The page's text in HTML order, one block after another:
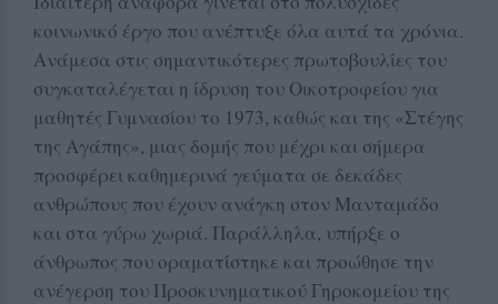
κοινωνικό έργο που ανέπτυξε όλα αυτά τα χρόνια.
Ανάμεσα στις σημαντικότερες πρωτοβουλίες του
συγκαταλέγεται η ίδρυση του Οικοτροφείου για
μαθητές Γυμνασίου το 1973, καθώς και της «Στέγης
της Αγάπης», μιας δομής που μέχρι και σήμερα
προσφέρει καθημερινά γεύματα σε δεκάδες
ανθρώπους που έχουν ανάγκη στον Μανταμάδο
και στα γύρω χωριά. Παράλληλα, υπήρξε ο
άνθρωπος που οραματίστηκε και προώθησε την
ανέγερση του Προσκυνηματικού Γηροκομείου της